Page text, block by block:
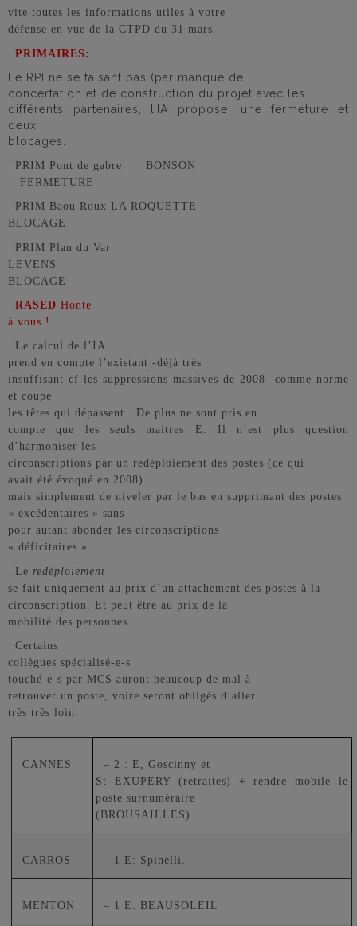
vite toutes les informations utiles à votre
défense en vue de la CTPD du 31 mars.
PRIMAIRES:
Le RPI ne se faisant pas (par manque de
concertation et de construction du projet avec les
différents partenaires, l’IA propose: une fermeture et
deux
blocages.
PRIM Pont de gabre
BONSON
FERMETURE
PRIM Baou Roux LA ROQUETTE
BLOCAGE
PRIM Plan du Var
LEVENS
BLOCAGE
RASEDHonte
à vous !
Le calcul de l’IA
prend en compte l’existant -déjà très
insuffisant cf les suppressions massives de 2008- comme norme
et coupe
les têtes qui dépassent.. De plus ne sont pris en
compte que les seuls maitres E. Il n’est plus question
d’harmoniser les
circonscriptions par un redéploiement des postes (ce qui
avait été évoqué en 2008)
mais simplement de niveler par le bas en supprimant des postes
« excédentaires » sans
pour autant abonder les circonscriptions
« déficitaires ».
Le redéploiement
se fait uniquement au prix d’un attachement des postes à la
circonscription. Et peut être au prix de la
mobilité des personnes.
Certains
collègues spécialisé-e-s
touché-e-s par MCS auront beaucoup de mal à
retrouver un poste, voire seront obligés d’aller
très très loin.
CANNES
– 2 : E, Goscinny et
St EXUPERY (retraites) + rendre mobile le
poste surnuméraire
(BROUSAILLES)
CARROS – 1 E: Spinelli.
MENTON – 1 E: BEAUSOLEIL